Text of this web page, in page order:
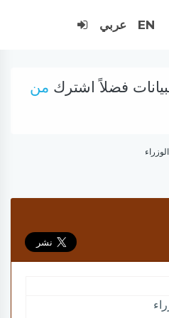
EN عربي
فضلاً اشترك من